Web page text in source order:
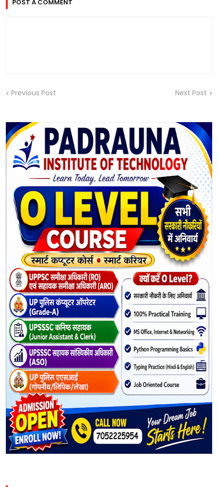
POST A COMMENT
Previous Post Next Post